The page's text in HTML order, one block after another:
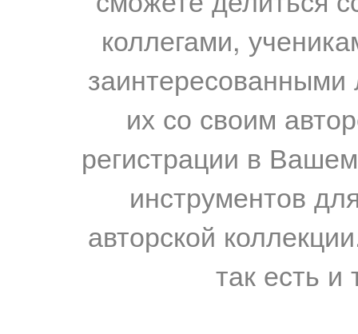
коллегами,
их со своим
регистрации в
инструментов
авторской
так есть и